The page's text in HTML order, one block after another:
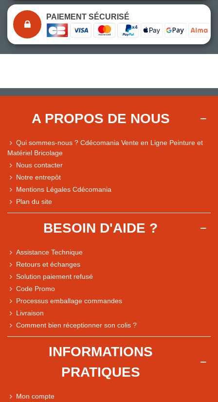
Comparaison des performances du magasin
Express, Chez vous, Point relais, Retrait magasin
PAIEMENT SÉCURISÉ
A PROPOS DE NOUS
Qui sommes-nous ? Cdécomania Vente en Ligne Peinture et
Matériel Bricolage
Nous contacter
Notre entrepôt
Mentions Légales Cdécomania
Plan du site
BESOIN D'AIDE ?
Assistance Technique
Retours et échanges
Solution paiement refusé
Code Promo
Processus emballage commandes
Livraison
Comment bien réceptionner son colis ?
INFORMATIONS
PRATIQUES
Mon compte